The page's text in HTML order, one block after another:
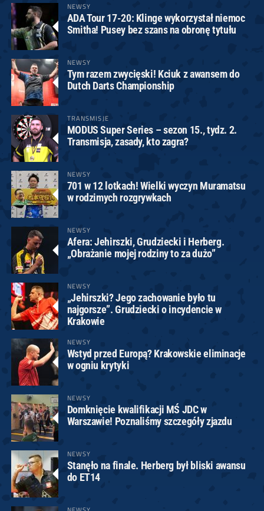
NEWSY
ADA Tour 17-20: Klinge wykorzystał niemoc
Smitha! Pusey bez szans na obronę tytułu
NEWSY
Tym razem zwycięski! Kciuk z awansem do
Dutch Darts Championship
TRANSMISJE
MODUS Super Series – sezon 15., tydz. 2.
Transmisja, zasady, kto zagra?
NEWSY
701 w 12 lotkach! Wielki wyczyn Muramatsu
w rodzimych rozgrywkach
NEWSY
Afera: Jehirszki, Grudziecki i Herberg.
„Obrażanie mojej rodziny to za dużo”
NEWSY
„Jehirszki? Jego zachowanie było tu
najgorsze”. Grudziecki o incydencie w
Krakowie
NEWSY
Wstyd przed Europą? Krakowskie eliminacje
w ogniu krytyki
NEWSY
Domknięcie kwalifikacji MŚ JDC w
Warszawie! Poznaliśmy szczegóły zjazdu
NEWSY
Stanęło na finale. Herberg był bliski awansu
do ET14